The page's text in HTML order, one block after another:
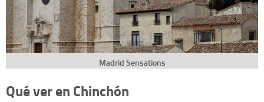
Madrid Sensations
Qué ver en Chinchón